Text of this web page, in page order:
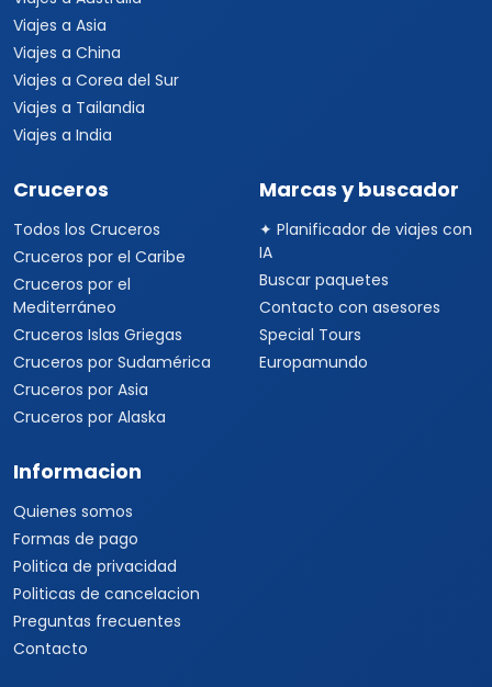
Viajes a Asia
Viajes a China
Viajes a Corea del Sur
Viajes a Tailandia
Viajes a India
Cruceros
Todos los Cruceros
Cruceros por el Caribe
Cruceros por el
Mediterráneo
Cruceros Islas Griegas
Cruceros por Sudamérica
Cruceros por Asia
Cruceros por Alaska
Marcas y buscador
✦ Planificador de viajes con
IA
Buscar paquetes
Contacto con asesores
Special Tours
Europamundo
Informacion
Quienes somos
Formas de pago
Politica de privacidad
Politicas de cancelacion
Preguntas frecuentes
Contacto